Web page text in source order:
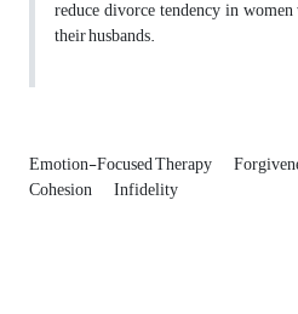
reduce divorce tendency in
their husbands.
Emotion-Focused Therapy
Cohesion Infidelity